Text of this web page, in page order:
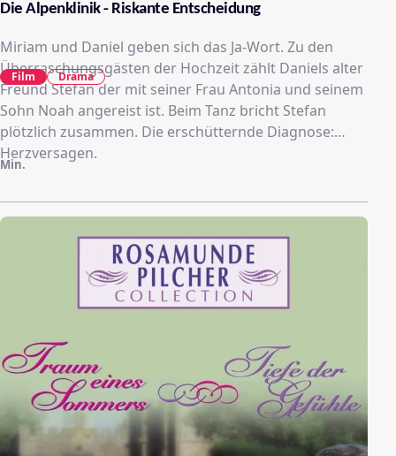
Die Alpenklinik - Riskante Entscheidung
Miriam und Daniel geben sich das Ja-Wort. Zu den
Überraschungsgästen der Hochzeit zählt Daniels alter
Freund Stefan der mit seiner Frau Antonia und seinem
Sohn Noah angereist ist. Beim Tanz bricht Stefan
plötzlich zusammen. Die erschütternde Diagnose:
Herzversagen.
Min.
Film Drama